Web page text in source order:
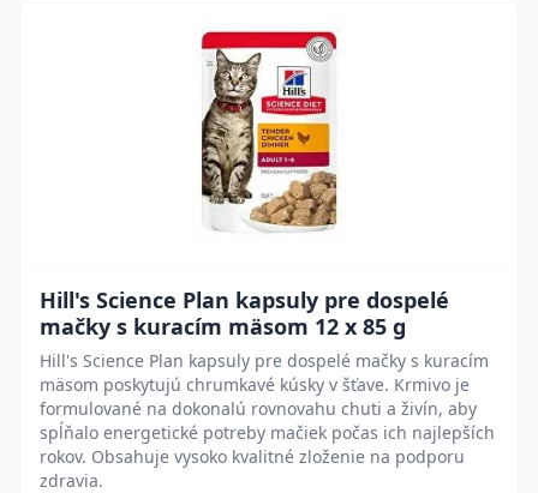
Hill's Science Plan kapsuly pre dospelé
mačky s kuracím mäsom 12 x 85 g
Hill's Science Plan kapsuly pre dospelé mačky s kuracím
mäsom poskytujú chrumkavé kúsky v šťave. Krmivo je
formulované na dokonalú rovnovahu chuti a živín, aby
spĺňalo energetické potreby mačiek počas ich najlepších
rokov. Obsahuje vysoko kvalitné zloženie na podporu
zdravia.